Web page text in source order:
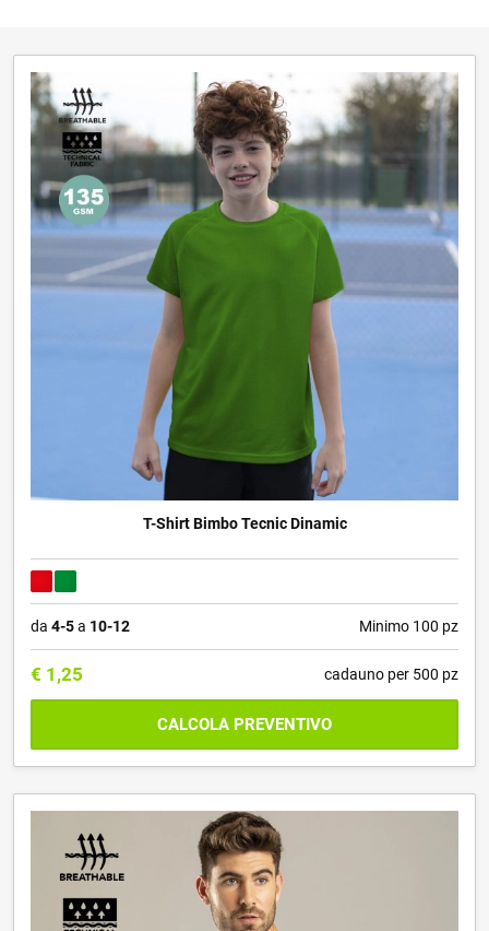
T-Shirt Bimbo Tecnic Dinamic
da 4-5a 10-12 Minimo 100 pz
€ 1,25 cadauno per 500 pz
CALCOLA PREVENTIVO